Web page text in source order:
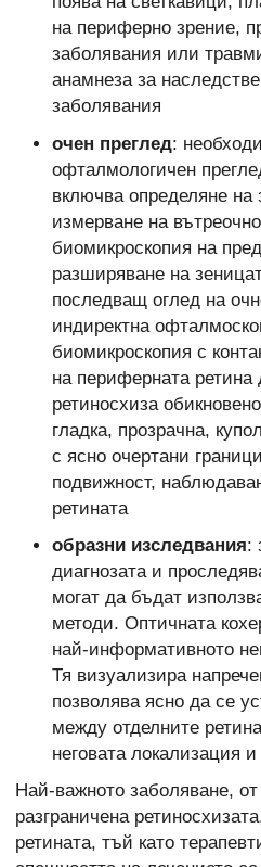
на периферно зрение,
заболявания или
анамнеза за
заболявания
очен преглед:
офталмологичен
включва определяне на
измерване на
биомикроскопия на
разширяване на
последващ оглед на
индиректна
биомикроскопия с
на периферната ретина
ретиносхиза
гладка, прозрачна,
с ясно очертани
подвижност,
ретината
образни изследвания:
диагнозата и
могат да бъдат
методи. Оптичната
най-информативното
Тя визуализира
позволява ясно да се
между отделните
неговата локализация
Най-важното заболяване,
разграничена
ретината, тъй като